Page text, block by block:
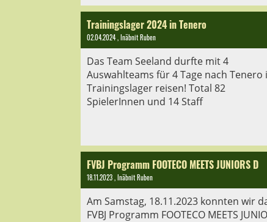
Trainingslager 2024 in Tenero
02.04.2024, Inäbnit Ruben
Das Team Seeland durfte mit 4
Auswahlteams für 4 Tage nach Tenero
Trainingslager reisen! Total 82
SpielerInnen und 14 Staff
FVBJ Programm FOOTECO MEETS JUNIORS D
18.11.2023, Inäbnit Ruben
Am Samstag, 18.11.2023 konnten wir
FVBJ Programm FOOTECO MEETS